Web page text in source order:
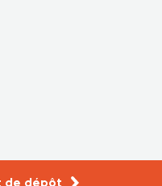
de dépôt